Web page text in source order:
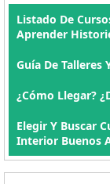
Listado De
Aprender
Guía De Talleres
¿Cómo Llegar?
Elegir Y Buscar
Interior Buenos